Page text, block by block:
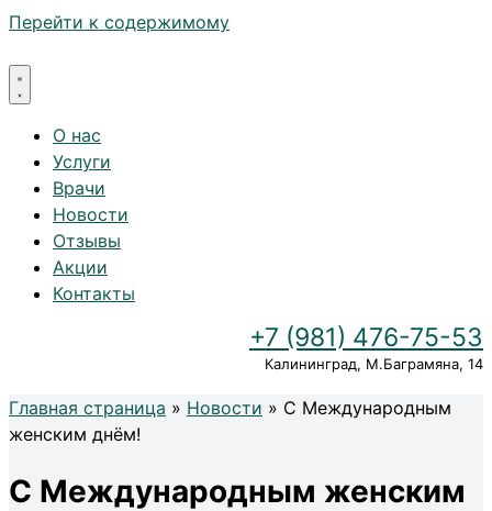
Перейти к содержимому
О нас
Услуги
Врачи
Новости
Отзывы
Акции
Контакты
+7 (981) 476-75-53
Калининград, М.Баграмяна, 14
Главная страница » Новости » С Международным
женским днём!
С Международным женским